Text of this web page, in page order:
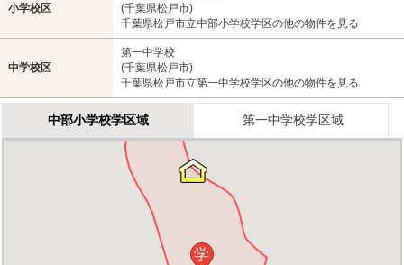
小学校区
(千葉県松戸市)
千葉県松戸市立中部小学校学区の他の物件を見る
中学校区
第一中学校
(千葉県松戸市)
千葉県松戸市立第一中学校学区の他の物件を見る
中部小学校学区域 第一中学校学区域
学